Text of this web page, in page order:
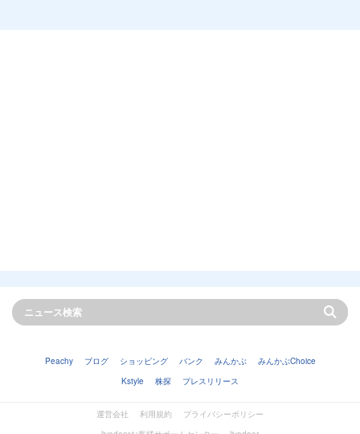
Peachy ブログ ショッピング バンク みんかぶ
みんかぶChoice
Kstyle
株探 プレスリリース
運営会社 利用規約
プライバシーポリシー